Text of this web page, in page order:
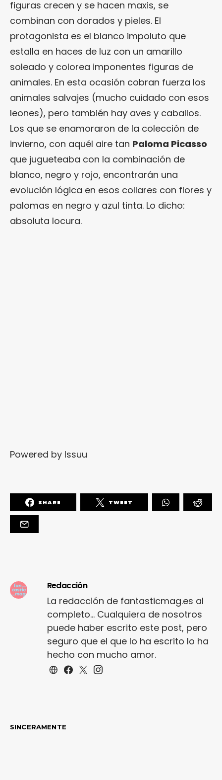
figuras crecen y se hacen maxis, se
combinan con dorados y pieles. El
protagonista es el blanco impoluto que
estalla en haces de luz con un amarillo
soleado y colorea imponentes figuras de
animales. En esta ocasión cobran fuerza los
animales salvajes (mucho cuidado con esos
leones), pero también hay aves y caballos.
Los que se enamoraron de la colección de
invierno, con aquél aire tan Paloma Picasso
que jugueteaba con la combinación de
blanco, negro y rojo, encontrarán una
evolución lógica en esos collares con flores y
palomas en negro y azul tinta. Lo dicho:
absoluta locura.
Powered by Issuu
SHARE TWEET
Redacción
La redacción de fantasticmag.es al
completo... Cualquiera de nosotros
puede haber escrito este post, pero
seguro que el que lo ha escrito lo ha
hecho con mucho amor.
SINCERAMENTE